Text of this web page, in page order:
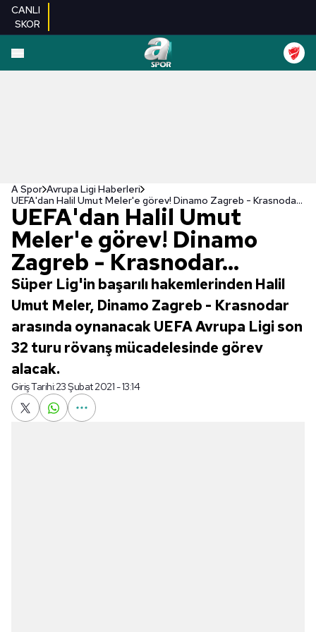
CANLI
SKOR
A Spor Avrupa Ligi Haberleri
UEFA'dan Halil Umut Meler'e görev! Dinamo Zagreb - Krasnodar...
UEFA'dan Halil Umut
Meler'e görev! Dinamo
Zagreb - Krasnodar...
Süper Lig'in başarılı hakemlerinden Halil
Umut Meler, Dinamo Zagreb - Krasnodar
arasında oynanacak UEFA Avrupa Ligi son
32 turu rövanş mücadelesinde görev
alacak.
Giriş Tarihi:23 Şubat 2021 - 13:14